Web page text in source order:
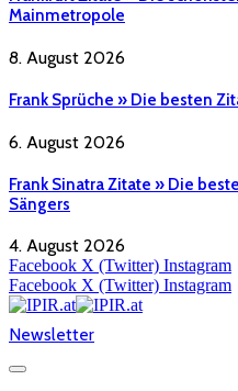
Mainmetropole
8. August 2026
Frank Sprüche » Die besten
6. August 2026
Frank Sinatra Zitate » Die
Sängers
4. August 2026
Facebook X (Twitter) Instagram
Facebook X (Twitter) Instagram
Newsletter